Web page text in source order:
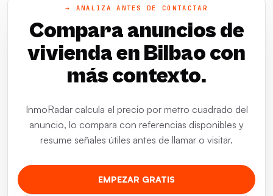
→ ANALIZA ANTES DE CONTACTAR
Compara anuncios de
vivienda en Bilbao con
más contexto.
InmoRadar calcula el precio por metro cuadrado del
anuncio, lo compara con referencias disponibles y
resume señales útiles antes de llamar o visitar.
EMPEZAR GRATIS